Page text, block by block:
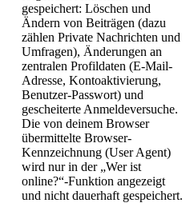
gespeichert: Löschen und
Ändern von Beiträgen (dazu
zählen Private Nachrichten und
Umfragen), Änderungen an
zentralen Profildaten (E-Mail-
Adresse, Kontoaktivierung,
Benutzer-Passwort) und
gescheiterte Anmeldeversuche.
Die von deinem Browser
übermittelte Browser-
Kennzeichnung (User Agent)
wird nur in der „Wer ist
online?“-Funktion angezeigt
und nicht dauerhaft gespeichert.